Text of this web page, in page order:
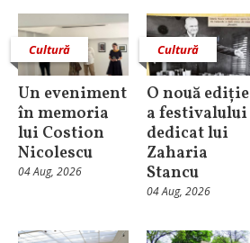
Cultură
Un eveniment
în memoria
lui Costion
Nicolescu
04 Aug, 2026
Cultură
O nouă ediție
a festivalului
dedicat lui
Zaharia
Stancu
04 Aug, 2026